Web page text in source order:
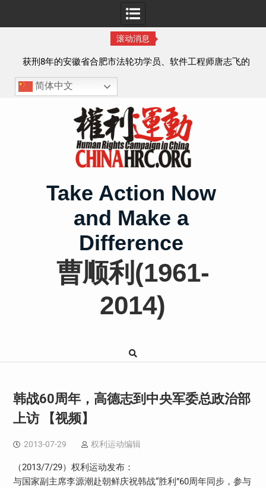
滚动消息
获刑8年的安徽省合肥市法轮功学员、软件工程师唐志飞的
案情及简历
简体中文
Take Action Now
and Make a
Difference
曹顺利(1961-
2014)
韩战60周年，高德志到中央军委总政治部
上访 【视频】
2013-07-29 权利运动编辑
（2013/7/29）权利运动发布：
与国家副主席李源潮赴朝鲜庆祝韩战“胜利”60周年同步，参与